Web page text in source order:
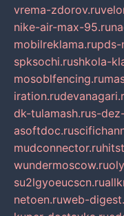
vrema-zdorov.ru
nike-air-max-95.ru
mobilreklama.rupds-
spksochi.rushkola-
mosoblfencing.ru
iration.ru
dk-tulamash.rus-
asoftdoc.ru
mudconnector.ru
wundermoscow.ru
su2lgyoeucscn.ru
netoen.ruweb-